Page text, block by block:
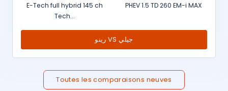
E-Tech full hybrid 145 ch
Tech...
PHEV 1.5 TD 260 EM-i MAX
رينو VS جيلي
Toutes les comparaisons neuves